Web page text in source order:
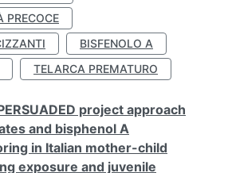
PRECOCE
BISFENOLO A
TELARCA PREMATURO
project approach
and bisphenol A
in Italian mother-child
exposure and juvenile